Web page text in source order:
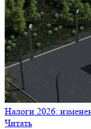
Налоги 2026:
Читать